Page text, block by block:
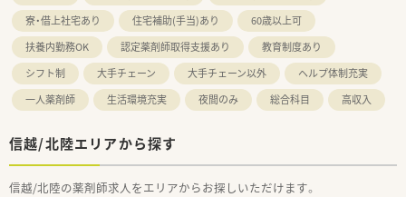
寮・借上社宅あり
住宅補助(手当)あり
60歳以上可
扶養内勤務OK
認定薬剤師取得支援あり
教育制度あり
シフト制
大手チェーン 大手チェーン以外
ヘルプ体制充実
一人薬剤師
生活環境充実 夜間のみ 総合科目 高収入
信越/北陸エリアから探す
信越/北陸の薬剤師求人をエリアからお探しいただけます。